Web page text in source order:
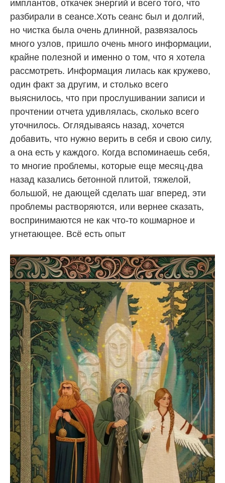
имплантов, откачек энергий и всего того, что
разбирали в сеансе.Хоть сеанс был и долгий,
но чистка была очень длинной, развязалось
много узлов, пришло очень много информации,
крайне полезной и именно о том, что я хотела
рассмотреть. Информация лилась как кружево,
один факт за другим, и столько всего
выяснилось, что при прослушивании записи и
прочтении отчета удивлялась, сколько всего
уточнилось. Оглядываясь назад, хочется
добавить, что нужно верить в себя и свою силу,
а она есть у каждого. Когда вспоминаешь себя,
то многие проблемы, которые еще месяц-два
назад казались бетонной плитой, тяжелой,
большой, не дающей сделать шаг вперед, эти
проблемы растворяются, или вернее сказать,
воспринимаются не как что-то кошмарное и
угнетающее. Всё есть опыт